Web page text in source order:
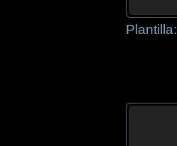
Plantilla: